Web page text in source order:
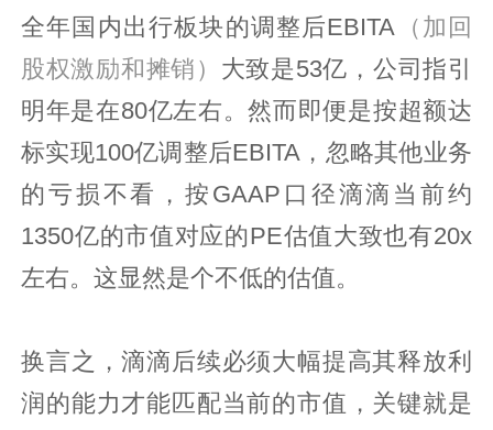
全年国内出行板块的调整后EBITA （加回
股权激励和摊销） 大致是53亿，公司指引
明年是在80亿左右。然而即便是按超额达
标实现100亿调整后EBITA，忽略其他业务
的亏损不看，按GAAP口径滴滴当前约
1350亿的市值对应的PE估值大致也有20x
左右。这显然是个不低的估值。
换言之，滴滴后续必须大幅提高其释放利
润的能力才能匹配当前的市值，关键就是